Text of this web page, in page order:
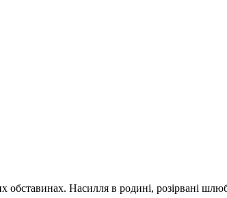
Насилля в родині, розірвані